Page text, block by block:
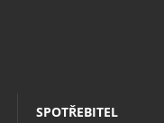
SPOTŘEBITEL